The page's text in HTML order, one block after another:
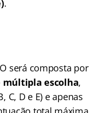
.
será composta por
múltipla escolha,
C, D e E) e apenas